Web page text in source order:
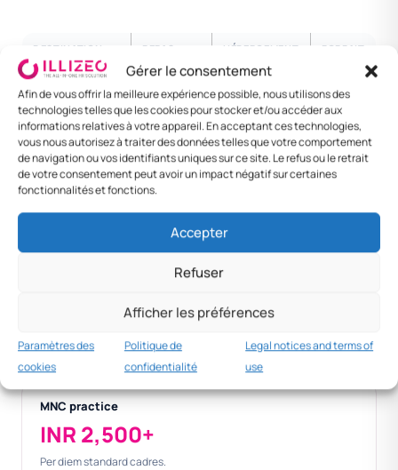
Gérer le consentement
Afin de vous offrir la meilleure expérience possible, nous utilisons des
technologies telles que les cookies pour stocker et/ou accéder aux
informations relatives à votre appareil. En acceptant ces technologies,
vous nous autorisez à traiter des données telles que votre comportement
de navigation ou vos identifiants uniques sur ce site. Le refus ou le retrait
de votre consentement peut avoir un impact négatif sur certaines
fonctionnalités et fonctions.
Accepter
Refuser
Afficher les préférences
Paramètres des
cookies
Politique de
confidentialité
Legal notices and terms of
use
DESTINATION REPAS
HÉBERGEMENT
/ NUIT
FORFAIT
Mumbai / Delhi INR 1,500 INR 5,000
INR
6,500
Bangalore /
Chennai
INR 1,200 INR 4,000
INR
5,200
Cadre senior INR 2,500 INR 8,000
INR
INR 4,000 INR 12,000
Londres
INR 5,000 INR 18,000
23,000
MNC practice
INR 2,500+
Per diem standard cadres.